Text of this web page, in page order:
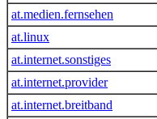
at.medien.fernsehen
at.linux
at.internet.sonstiges
at.internet.provider
at.internet.breitband